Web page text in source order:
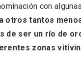
con
otros tantos
de ser un río de
zonas